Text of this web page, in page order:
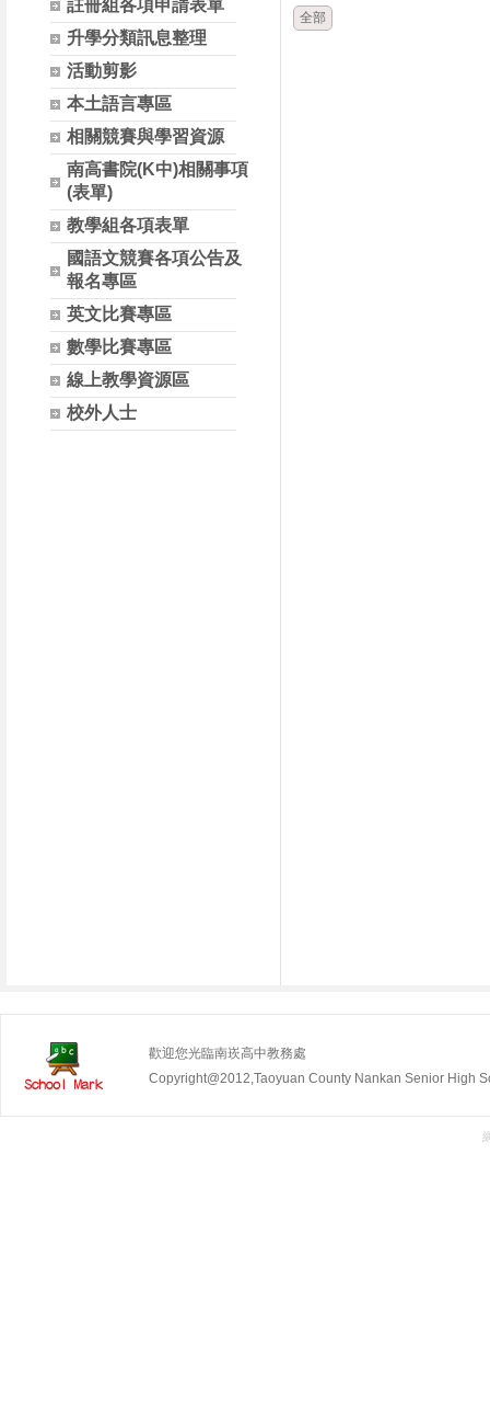
註冊組各項申請表單
升學分類訊息整理
活動剪影
本土語言專區
相關競賽與學習資源
南高書院(K中)相關事項
(表單)
教學組各項表單
國語文競賽各項公告及
報名專區
英文比賽專區
數學比賽專區
線上教學資源區
校外人士
全部
歡迎您光臨南崁高中教務處
Copyright@2012,Taoyuan County Nankan Senior High